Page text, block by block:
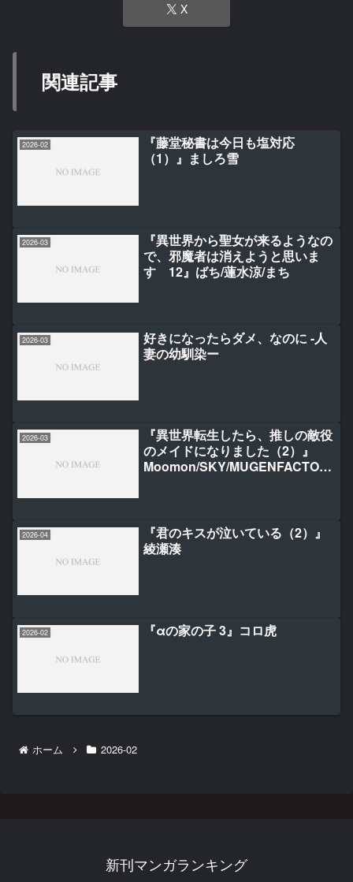
X
関連記事
2026-02
『藤堂秘書は今日も塩対応
（1）』ましろ雪
2026-03
『異世界から聖女が来るようなの
で、邪魔者は消えようと思いま
す 12』ばち/蓮水涼/まち
2026-03
好きになったらダメ、なのに -人
妻の幼馴染ー
2026-03
『異世界転生したら、推しの敵役
のメイドになりました（2）』
Moomon/SKY/MUGENFACTOR
2026-04
『君のキスが泣いている（2）』
綾瀬湊
2026-02 『αの家の子 3』コロ虎
ホーム 2026-02
新刊マンガランキング